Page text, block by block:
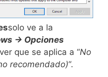
solo ve a la
→ Opciones
que se aplica a “No
recomendado)“.